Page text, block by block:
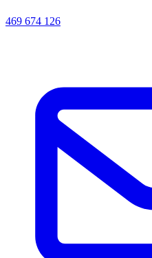
469 674 126